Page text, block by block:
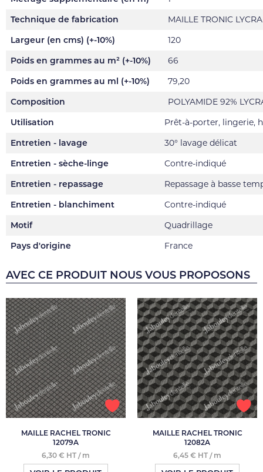
Technique de fabrication
MAILLE TRONIC LYCRA
Largeur (en cms) (+-10%)
120
Poids en grammes au m² (+-10%)
66
Poids en grammes au ml (+-10%)
79,20
Composition
POLYAMIDE 92%
Utilisation
Prêt-à-porter, lingerie,
Entretien - lavage
30° lavage délicat
Entretien - sèche-linge
Contre-indiqué
Entretien - repassage
Repassage à basse
Entretien - blanchiment
Contre-indiqué
Motif
Quadrillage
Pays d'origine
France
AVEC CE PRODUIT NOUS VOUS PROPOSONS
MAILLE RACHEL TRONIC
12079A
6,30 € HT / m
MAILLE RACHEL TRONIC
12082A
6,45 € HT / m